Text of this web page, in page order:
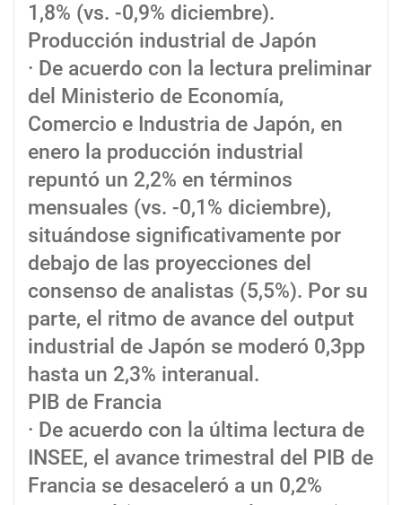
1,8% (vs. -0,9% diciembre).
Producción industrial de Japón
· De acuerdo con la lectura preliminar
del Ministerio de Economía,
Comercio e Industria de Japón, en
enero la producción industrial
repuntó un 2,2% en términos
mensuales (vs. -0,1% diciembre),
situándose significativamente por
debajo de las proyecciones del
consenso de analistas (5,5%). Por su
parte, el ritmo de avance del output
industrial de Japón se moderó 0,3pp
hasta un 2,3% interanual.
PIB de Francia
· De acuerdo con la última lectura de
INSEE, el avance trimestral del PIB de
Francia se desaceleró a un 0,2%